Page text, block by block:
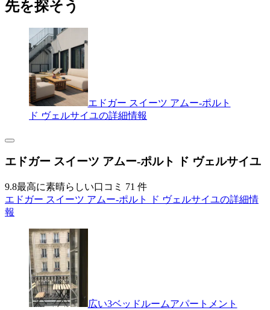
先を探そう
エドガー スイーツ アムー-ポルト
ド ヴェルサイユの詳細情報
エドガー スイーツ アムー-ポルト ド ヴェルサイユ
9.8最高に素晴らしい口コミ 71 件
エドガー スイーツ アムー-ポルト ド ヴェルサイユの詳細情
報
広い3ベッドルームアパートメント